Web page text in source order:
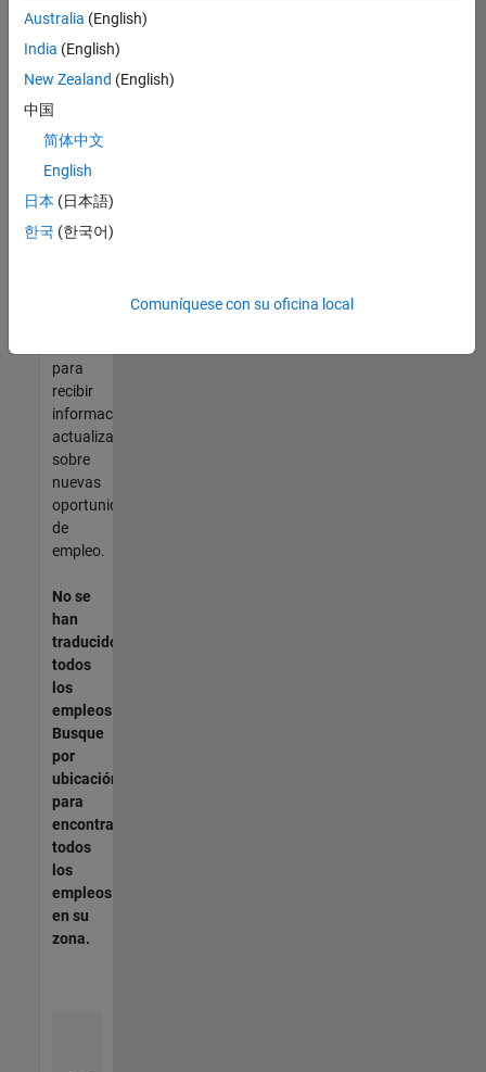
empleos.
Si aun
así no
ninguna
vacante
que se
a sus
cualificaciones,
para
recibir
información
actualizada
sobre
nuevas
oportunidades
de
empleo.
No se
han
traducido
todos
los
empleos.
Busque
por
ubicación
para
encontrar
todos
los
empleos
en su
zona.
Australia (English)
India (English)
New Zealand (English)
中国
简体中文
English
日本 (日本語)
한국 (한국어)
Comuníquese con su oficina local